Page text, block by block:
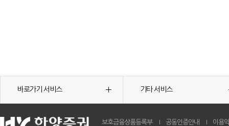
바로가기 서비스 기타 서비스
보호금융상품등록부 공동인증안내 이용